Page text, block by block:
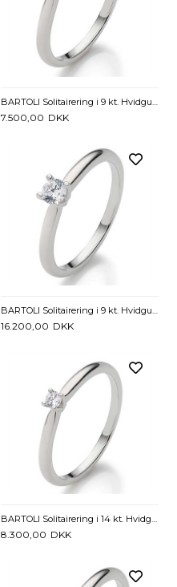
7.500,00 DKK
BARTOLI Solitairering i 9 kt. Hvidguld med Diamant - 0,20 ct.
16.200,00 DKK
BARTOLI Solitairering i 14 kt. Hvidguld med Diamant - 0,05 ct
8.300,00 DKK